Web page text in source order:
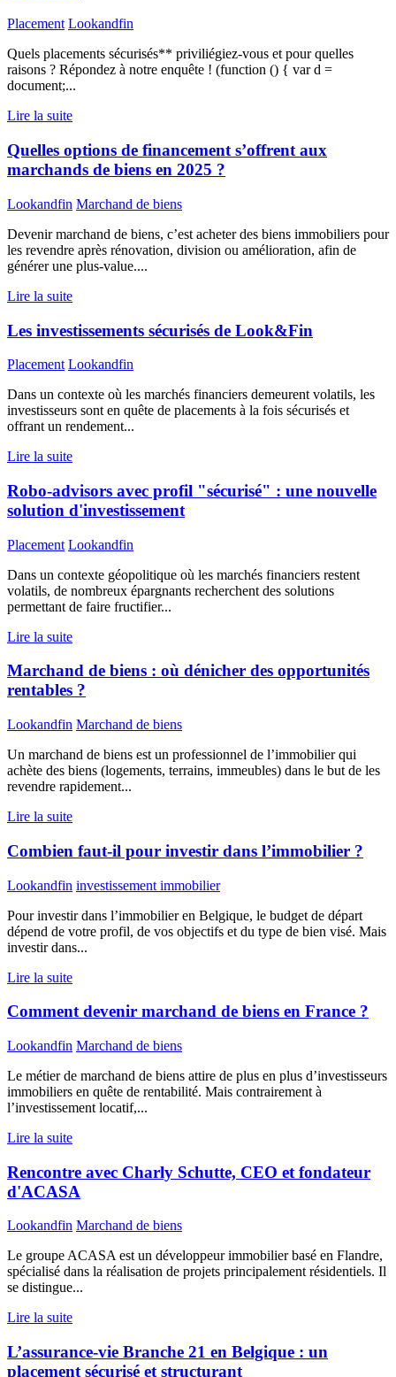
Placement Lookandfin
Quels placements sécurisés** priviliégiez-vous et pour quelles
raisons ? Répondez à notre enquête ! (function () { var d =
document;...
Lire la suite
Quelles options de financement s’offrent aux
marchands de biens en 2025 ?
Lookandfin Marchand de biens
Devenir marchand de biens, c’est acheter des biens immobiliers pour
les revendre après rénovation, division ou amélioration, afin de
générer une plus-value....
Lire la suite
Les investissements sécurisés de Look&Fin
Placement Lookandfin
Dans un contexte où les marchés financiers demeurent volatils, les
investisseurs sont en quête de placements à la fois sécurisés et
offrant un rendement...
Lire la suite
Robo-advisors avec profil "sécurisé" : une nouvelle
solution d'investissement
Placement Lookandfin
Dans un contexte géopolitique où les marchés financiers restent
volatils, de nombreux épargnants recherchent des solutions
permettant de faire fructifier...
Lire la suite
Marchand de biens : où dénicher des opportunités
rentables ?
Lookandfin Marchand de biens
Un marchand de biens est un professionnel de l’immobilier qui
achète des biens (logements, terrains, immeubles) dans le but de les
revendre rapidement...
Lire la suite
Combien faut-il pour investir dans l’immobilier ?
Lookandfin investissement immobilier
Pour investir dans l’immobilier en Belgique, le budget de départ
dépend de votre profil, de vos objectifs et du type de bien visé. Mais
investir dans...
Lire la suite
Comment devenir marchand de biens en France ?
Lookandfin Marchand de biens
Le métier de marchand de biens attire de plus en plus d’investisseurs
immobiliers en quête de rentabilité. Mais contrairement à
l’investissement locatif,...
Lire la suite
Rencontre avec Charly Schutte, CEO et fondateur
d'ACASA
Lookandfin Marchand de biens
Le groupe ACASA est un développeur immobilier basé en Flandre,
spécialisé dans la réalisation de projets principalement résidentiels. Il
se distingue...
Lire la suite
L’assurance-vie Branche 21 en Belgique : un
placement sécurisé et structurant